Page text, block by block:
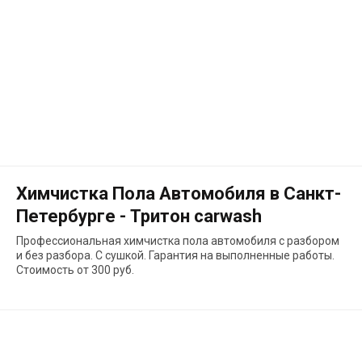
Химчистка Пола Автомобиля в Санкт-
Петербурге - Тритон carwash
Профессиональная химчистка пола автомобиля с разбором
и без разбора. С сушкой. Гарантия на выполненные работы.
Стоимость от 300 руб.